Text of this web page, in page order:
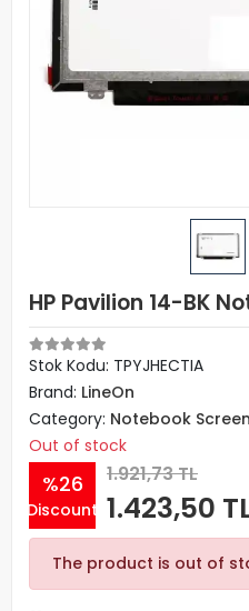
HP Pavilion 14-BK
Stok Kodu: TPYJHECTIA
Brand: LineOn
Category: Notebook Screen
Out of stock
%26
Discount
1.921,73 TL
1.423,50
The product is out of